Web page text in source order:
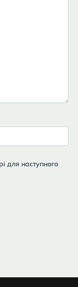
для наступного